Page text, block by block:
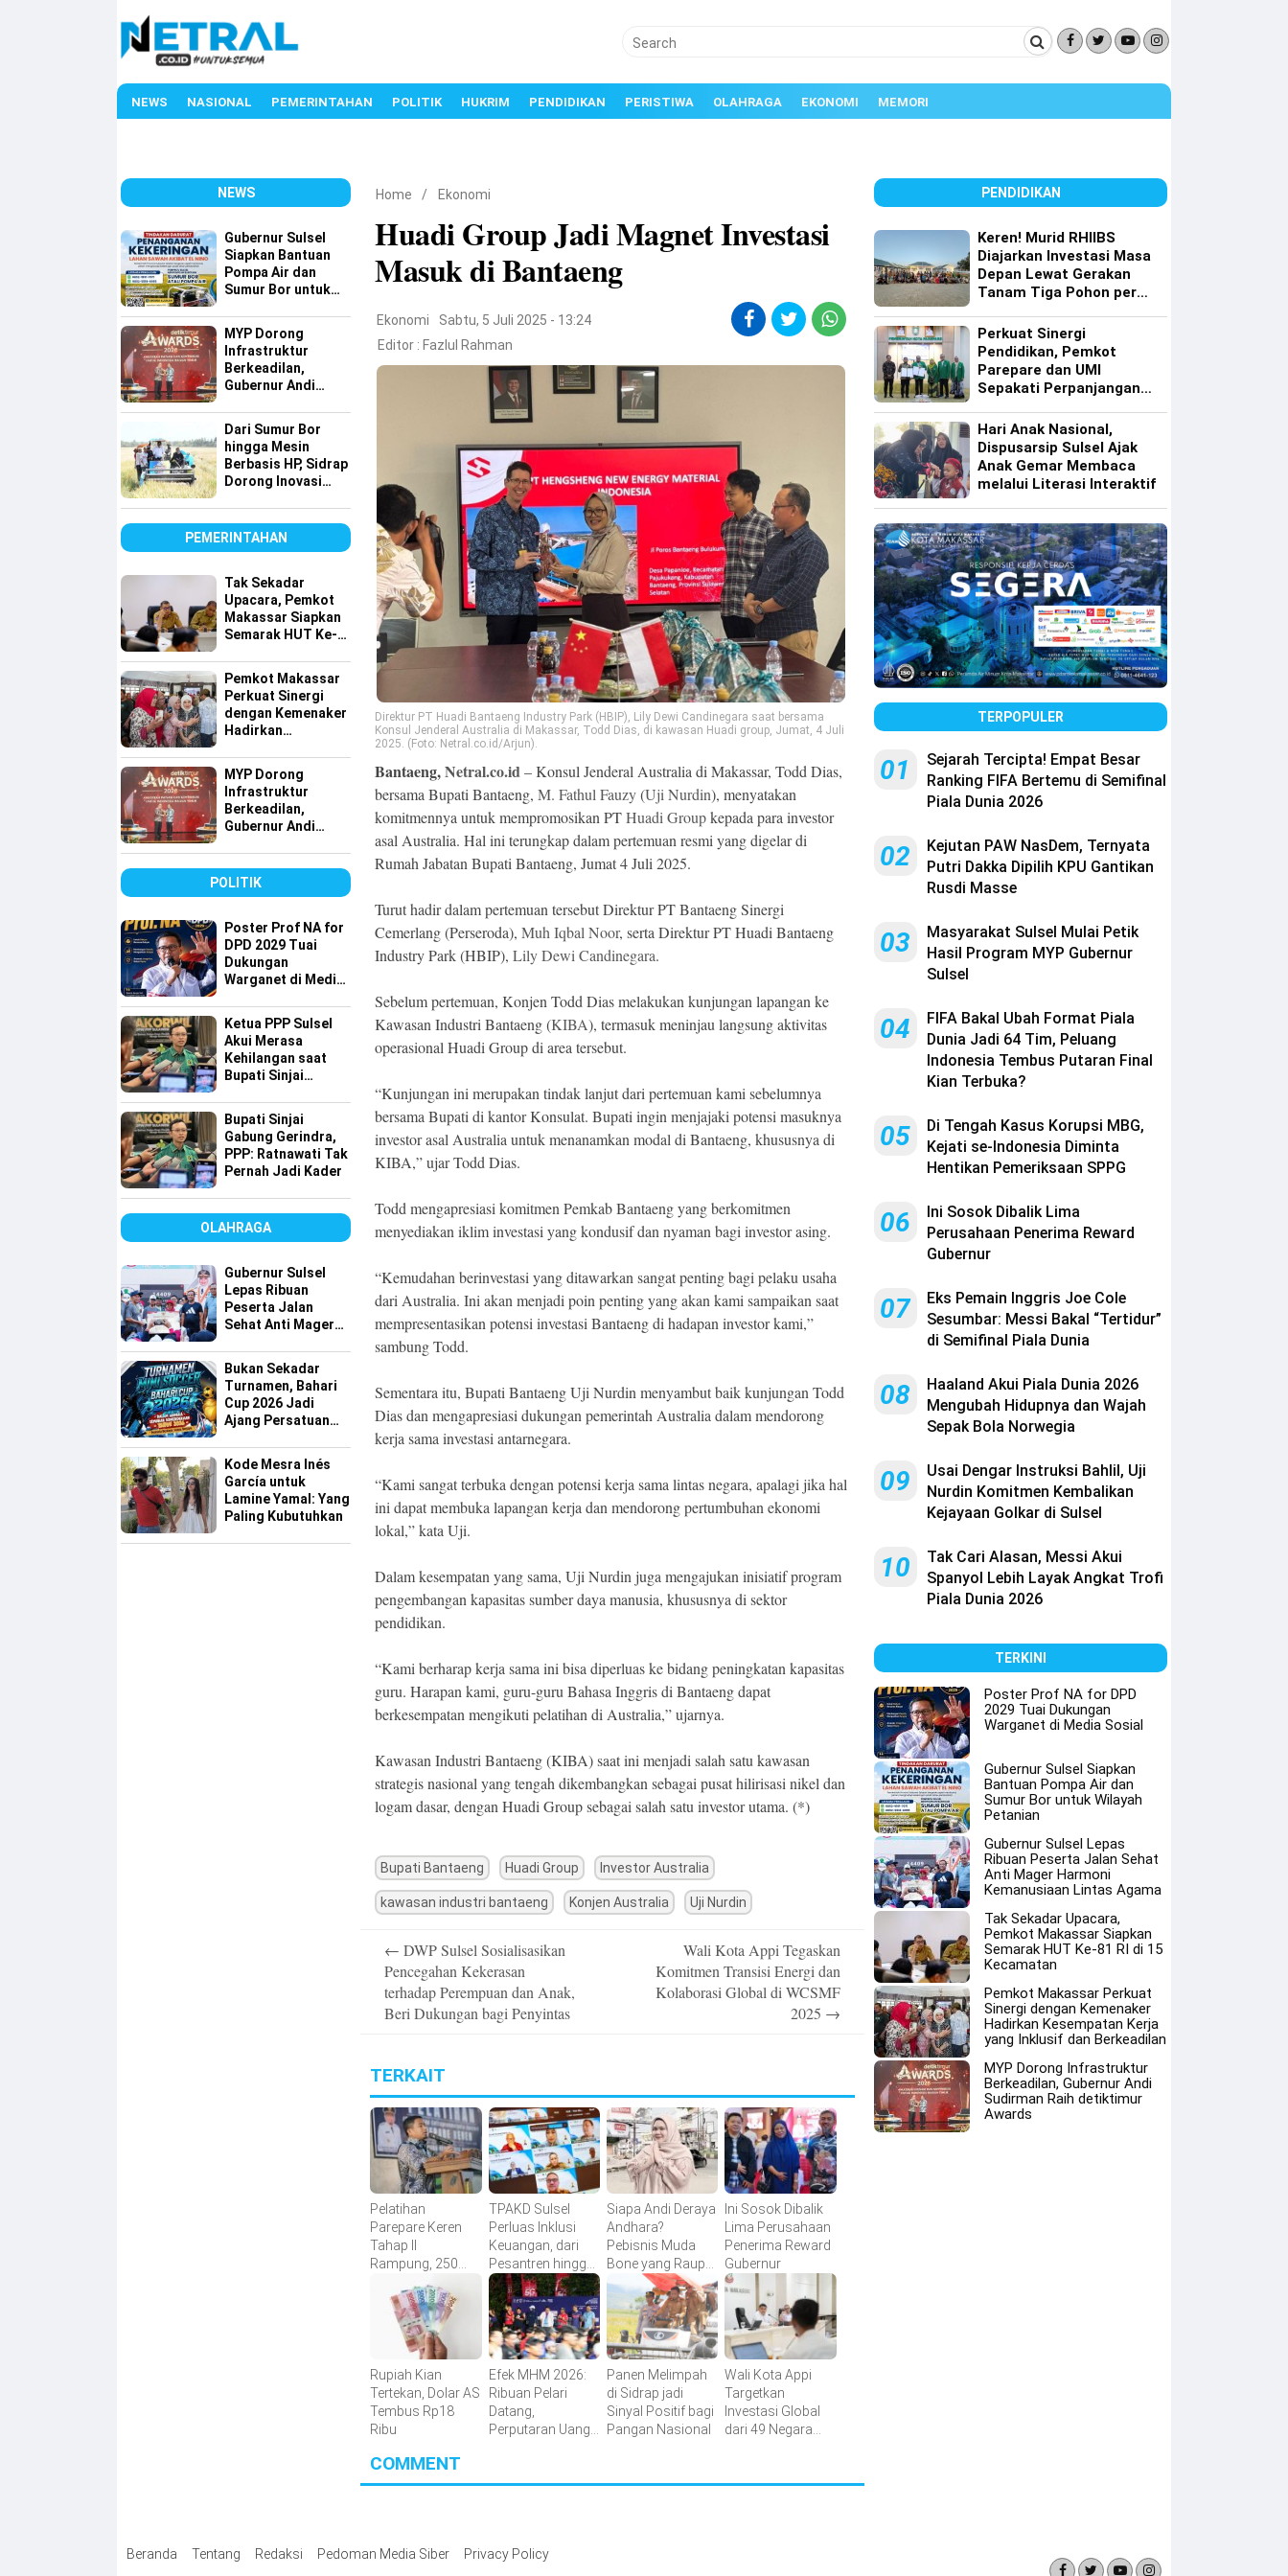
NEWS NASIONAL PEMERINTAHAN POLITIK HUKRIM PENDIDIKAN PERISTIWA OLAHRAGA EKONOMI MEMORI
NEWS
Gubernur Sulsel
Siapkan Bantuan
Pompa Air dan
Sumur Bor untuk
MYP Dorong
Infrastruktur
Berkeadilan,
Gubernur Andi
Dari Sumur Bor
hingga Mesin
Berbasis HP, Sidrap
Dorong Inovasi
PEMERINTAHAN
Tak Sekadar
Upacara, Pemkot
Makassar Siapkan
Semarak HUT Ke-
Pemkot Makassar
Perkuat Sinergi
dengan Kemenaker
Hadirkan
Berkeadilan
MYP Dorong
Infrastruktur
Berkeadilan,
Gubernur Andi
POLITIK
Poster Prof NA for
DPD 2029 Tuai
Dukungan
Warganet di Media
Ketua PPP Sulsel
Akui Merasa
Kehilangan saat
Bupati Sinjai
Bupati Sinjai
Gabung Gerindra,
PPP: Ratnawati Tak
Pernah Jadi Kader
OLAHRAGA
Gubernur Sulsel
Lepas Ribuan
Peserta Jalan
Sehat Anti Mager
Lintas Agama
Bukan Sekadar
Turnamen, Bahari
Cup 2026 Jadi
Ajang Persatuan
Sinjai
Kode Mesra Inés
García untuk
Lamine Yamal: Yang
Paling Kubutuhkan
Home / Ekonomi
Huadi Group Jadi Magnet Investasi
Masuk di Bantaeng
Ekonomi
Sabtu, 5 Juli 2025 - 13:24
Editor : Fazlul Rahman
Direktur PT Huadi Bantaeng Industry Park (HBIP), Lily Dewi Candinegara saat bersama
Konsul Jenderal Australia di Makassar, Todd Dias, di kawasan Huadi group, Jumat, 4 Juli
2025. (Foto: Netral.co.id/Arjun).
Bantaeng,Netral.co.id– Konsul Jenderal Australia di Makassar, Todd Dias,
bersama Bupati Bantaeng,M. Fathul Fauzy(Uji Nurdin), menyatakan
komitmennya untuk mempromosikan PTHuadi Groupkepada para investor
asal Australia. Hal ini terungkap dalam pertemuan resmi yang digelar di
Rumah Jabatan Bupati Bantaeng, Jumat 4 Juli 2025.
Turut hadir dalam pertemuan tersebut Direktur PT Bantaeng Sinergi
Cemerlang (Perseroda),Muh Iqbal Noor, serta Direktur PT Huadi Bantaeng
Industry Park (HBIP),Lily Dewi Candinegara.
Sebelum pertemuan, Konjen Todd Dias melakukan kunjungan lapangan ke
Kawasan Industri Bantaeng (KIBA), termasuk meninjau langsung aktivitas
operasional Huadi Group di area tersebut.
“Kunjungan ini merupakan tindak lanjut dari pertemuan kami sebelumnya
bersama Bupati di kantor Konsulat. Bupati ingin menjajaki potensi masuknya
investor asal Australia untuk menanamkan modal di Bantaeng, khususnya di
KIBA,” ujar Todd Dias.
Todd mengapresiasi komitmen Pemkab Bantaeng yang berkomitmen
menyediakan iklim investasi yang kondusif dan nyaman bagi investor asing.
“Kemudahan berinvestasi yang ditawarkan sangat penting bagi pelaku usaha
dari Australia. Ini akan menjadi poin penting yang akan kami sampaikan saat
mempresentasikan potensi investasi Bantaeng di hadapan investor kami,”
sambung Todd.
Sementara itu, Bupati Bantaeng Uji Nurdin menyambut baik kunjungan Todd
Dias dan mengapresiasi dukungan pemerintah Australia dalam mendorong
kerja sama investasi antarnegara.
“Kami sangat terbuka dengan potensi kerja sama lintas negara, apalagi jika hal
ini dapat membuka lapangan kerja dan mendorong pertumbuhan ekonomi
lokal,” kata Uji.
Dalam kesempatan yang sama, Uji Nurdin juga mengajukan inisiatif program
pengembangan kapasitas sumber daya manusia, khususnya di sektor
pendidikan.
“Kami berharap kerja sama ini bisa diperluas ke bidang peningkatan kapasitas
guru. Harapan kami, guru-guru Bahasa Inggris di Bantaeng dapat
berkesempatan mengikuti pelatihan di Australia,” ujarnya.
Kawasan Industri Bantaeng (KIBA) saat ini menjadi salah satu kawasan
strategis nasional yang tengah dikembangkan sebagai pusat hilirisasi nikel dan
logam dasar, dengan Huadi Group sebagai salah satu investor utama. (*)
Bupati Bantaeng Huadi Group Investor Australia
kawasan industri bantaeng Konjen Australia Uji Nurdin
navigation
← DWP Sulsel Sosialisasikan
Pencegahan Kekerasan
terhadap Perempuan dan Anak,
Beri Dukungan bagi Penyintas
Wali Kota Appi Tegaskan
Komitmen Transisi Energi dan
Kolaborasi Global di WCSMF
2025 →
TERKAIT
Pelatihan
Parepare Keren
Tahap II
Rampung, 250
Calon Pengusaha
Baru Berhasil
Dilatih
TPAKD Sulsel
Perluas Inklusi
Keuangan, dari
Pesantren hingga
Petani Kakao
Siapa Andi Deraya
Andhara?
Pebisnis Muda
Bone yang Raup
Omzet Puluhan
Juta per Pekan
Ini Sosok Dibalik
Lima Perusahaan
Penerima Reward
Gubernur
Rupiah Kian
Tertekan, Dolar AS
Tembus Rp18
Ribu
Efek MHM 2026:
Ribuan Pelari
Datang,
Perputaran Uang
Panen Melimpah
di Sidrap jadi
Sinyal Positif bagi
Pangan Nasional
Wali Kota Appi
Targetkan
Investasi Global
dari 49 Negara
COMMENT
PENDIDIKAN
Keren! Murid RHIIBS
Diajarkan Investasi Masa
Depan Lewat Gerakan
Tanam Tiga Pohon per
Perkuat Sinergi
Pendidikan, Pemkot
Parepare dan UMI
Sepakati Perpanjangan
Perguruan Tinggi
Hari Anak Nasional,
Dispusarsip Sulsel Ajak
Anak Gemar Membaca
melalui Literasi Interaktif
TERPOPULER
01
Sejarah Tercipta! Empat Besar
Ranking FIFA Bertemu di Semifinal
Piala Dunia 2026
02
Kejutan PAW NasDem, Ternyata
Putri Dakka Dipilih KPU Gantikan
Rusdi Masse
03
Masyarakat Sulsel Mulai Petik
Hasil Program MYP Gubernur
Sulsel
04
FIFA Bakal Ubah Format Piala
Dunia Jadi 64 Tim, Peluang
Indonesia Tembus Putaran Final
Kian Terbuka?
05
Di Tengah Kasus Korupsi MBG,
Kejati se-Indonesia Diminta
Hentikan Pemeriksaan SPPG
06
Ini Sosok Dibalik Lima
Perusahaan Penerima Reward
Gubernur
07
Eks Pemain Inggris Joe Cole
Sesumbar: Messi Bakal “Tertidur”
di Semifinal Piala Dunia
08
Haaland Akui Piala Dunia 2026
Mengubah Hidupnya dan Wajah
Sepak Bola Norwegia
09
Usai Dengar Instruksi Bahlil, Uji
Nurdin Komitmen Kembalikan
Kejayaan Golkar di Sulsel
10
Tak Cari Alasan, Messi Akui
Spanyol Lebih Layak Angkat Trofi
Piala Dunia 2026
TERKINI
Poster Prof NA for DPD
2029 Tuai Dukungan
Warganet di Media Sosial
Gubernur Sulsel Siapkan
Bantuan Pompa Air dan
Sumur Bor untuk Wilayah
Petanian
Gubernur Sulsel Lepas
Ribuan Peserta Jalan Sehat
Anti Mager Harmoni
Kemanusiaan Lintas Agama
Tak Sekadar Upacara,
Pemkot Makassar Siapkan
Semarak HUT Ke-81 RI di 15
Kecamatan
Pemkot Makassar Perkuat
Sinergi dengan Kemenaker
Hadirkan Kesempatan Kerja
yang Inklusif dan Berkeadilan
MYP Dorong Infrastruktur
Berkeadilan, Gubernur Andi
Sudirman Raih detiktimur
Awards
Beranda Tentang Redaksi Pedoman Media Siber Privacy Policy